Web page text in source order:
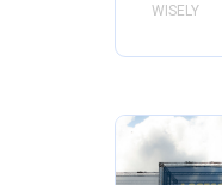
WISELY